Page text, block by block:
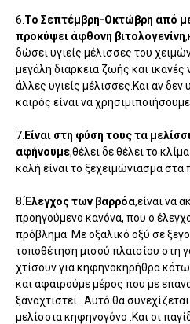
6. Το Σεπτέμβρη-Οκτώβρη από
προκύψει άφθονη βιτολογενίνη
δώσει υγιείς μέλισσες του
μεγάλη διάρκεια ζωής και
άλλες υγιείς μέλισσες.Και αν
καιρός είναι να
7. Είναι στη φύση τους τα
αφήνουμε,θέλει δε θέλει το
καλή είναι το ξεχειμώνιασμα στα
8.Έλεγχος των βαρρόα,είναι να
προηγούμενο κανόνα, που ο
πρόβλημα: Με οξαλικό οξύ σε
τοποθέτηση μισού πλαισίου στη
χτίσουν για κηφηνοκηρήθρα
και αφαιρούμε μέρος που με
ξαναχτιστεί . Αυτό θα
μελίσσια κηφηνογόνο .Και οι